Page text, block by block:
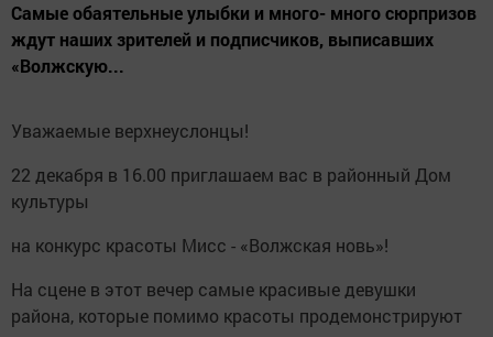
Самые обаятельные улыбки и много- много сюрпризов
ждут наших зрителей и подписчиков, выписавших
«Волжскую...
Уважаемые верхнеуслонцы!
22 декабря в 16.00 приглашаем вас в районный Дом
культуры
на конкурс красоты Мисс - «Волжская новь»!
На сцене в этот вечер самые красивые девушки
района, которые помимо красоты продемонстрируют